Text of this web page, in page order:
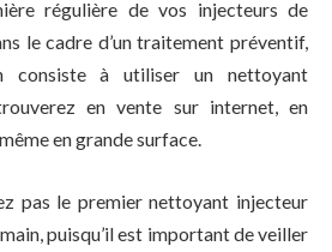
régulière de vos injecteurs de
le cadre d’un traitement préventif,
consiste à utiliser un nettoyant
en vente sur internet, en
en grande surface.
pas le premier nettoyant injecteur
puisqu’il est important de veiller